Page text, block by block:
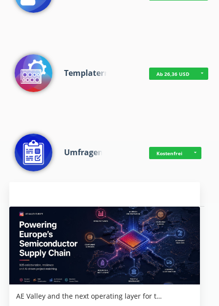
Templaterr Ab 26,36 USD
Umfragen Kostenfrei
AE Valley and the next operating layer for t…